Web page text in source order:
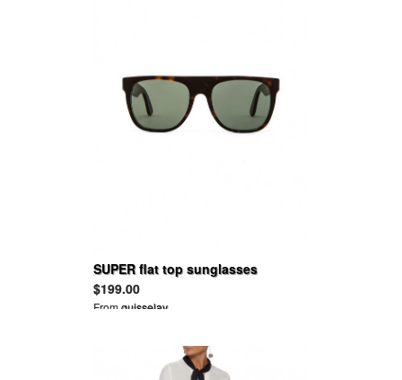
SUPER flat top sunglasses
$199.00
Fromguisselav